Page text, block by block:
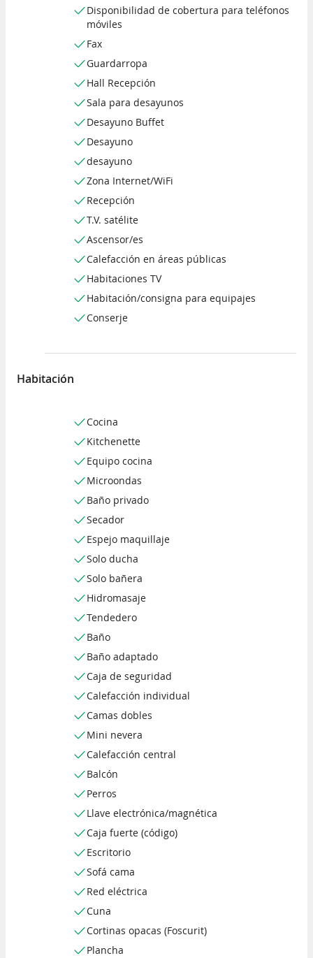
Disponibilidad de cobertura para teléfonos
móviles
Fax
Guardarropa
Hall Recepción
Sala para desayunos
Desayuno Buffet
Desayuno
desayuno
Zona Internet/WiFi
Recepción
T.V. satélite
Ascensor/es
Calefacción en áreas públicas
Habitaciones TV
Habitación/consigna para equipajes
Conserje
Habitación
Cocina
Kitchenette
Equipo cocina
Microondas
Baño privado
Secador
Espejo maquillaje
Solo ducha
Solo bañera
Hidromasaje
Tendedero
Baño
Baño adaptado
Caja de seguridad
Calefacción individual
Camas dobles
Mini nevera
Calefacción central
Balcón
Perros
Llave electrónica/magnética
Caja fuerte (código)
Escritorio
Sofá cama
Red eléctrica
Cuna
Cortinas opacas (Foscurit)
Plancha